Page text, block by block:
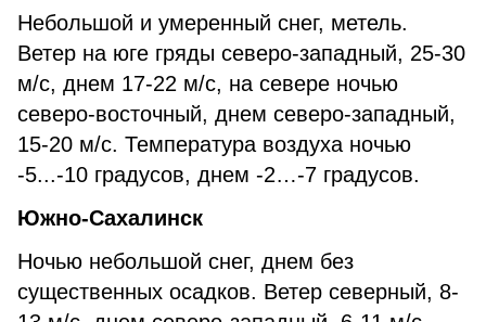
Небольшой и умеренный снег, метель.
Ветер на юге гряды северо-западный, 25-30
м/с, днем 17-22 м/с, на севере ночью
северо-восточный, днем северо-западный,
15-20 м/с. Температура воздуха ночью
-5...-10 градусов, днем -2…-7 градусов.
Южно-Сахалинск
Ночью небольшой снег, днем без
существенных осадков. Ветер северный, 8-